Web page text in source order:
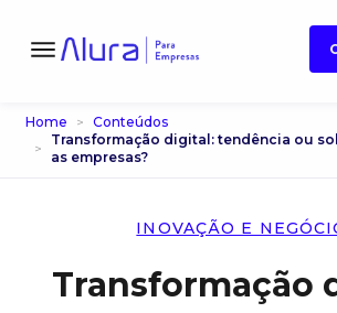
Home
Conteúdos
Transformação digital: tendência ou
as empresas?
INOVAÇÃO E
Transformação